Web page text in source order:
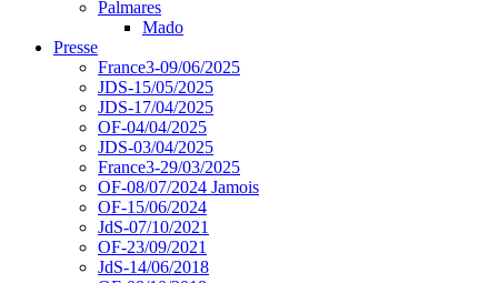
Palmares
Mado
Presse
France3-09/06/2025
JDS-15/05/2025
JDS-17/04/2025
OF-04/04/2025
JDS-03/04/2025
France3-29/03/2025
OF-08/07/2024 Jamois
OF-15/06/2024
JdS-07/10/2021
OF-23/09/2021
JdS-14/06/2018